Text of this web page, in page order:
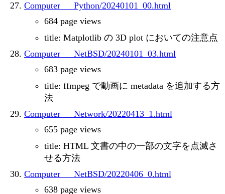
Computer___Python/20240101_00.html
684 page views
title: Matplotlib の 3D plot においての注意点
Computer___NetBSD/20240101_03.html
683 page views
title: ffmpeg で動画に metadata を追加する方
法
Computer___Network/20220413_1.html
655 page views
title: HTML 文書の中の一部の文字を点滅さ
せる方法
Computer___NetBSD/20220406_0.html
638 page views